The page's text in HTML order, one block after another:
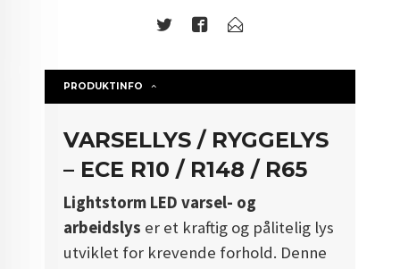
PRODUKTINFO
VARSELLYS / RYGGELYS
– ECE R10 / R148 / R65
Lightstorm LED varsel- og
arbeidslys er et kraftig og pålitelig lys
utviklet for krevende forhold. Denne